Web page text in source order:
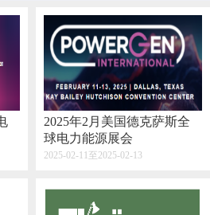
2025年2月美国德克萨斯全
球电力能源展会
2025-02-11至2025-02-13